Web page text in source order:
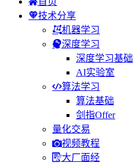
技术分享
机器学习
深度学习
深度学习基础
AI实验室
算法学习
算法基础
剑指Offer
量化交易
视频教程
大厂面经